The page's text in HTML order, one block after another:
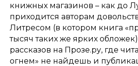
книжных магазинов – как до
приходится авторам
Литресом (в котором книга
тысяч таких же ярких
рассказов на Прозе.ру, где
огнем» не найдешь и